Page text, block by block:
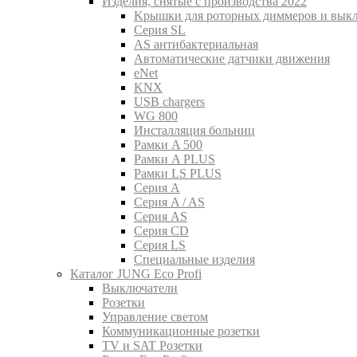
Kрышки для роторных диммеров и
Серия SL
AS антибактериальная
Aвтоматические датчики движения
eNet
KNX
USB chargers
WG 800
Инсталляция больниц
Рамки A 500
Рамки A PLUS
Рамки LS PLUS
Серия A
Серия A / AS
Серия AS
Серия CD
Серия LS
Специальные изделия
Каталог JUNG Eco Profi
Выключатели
Розетки
Управление светом
Коммуникационные розетки
TV и SAT Розетки